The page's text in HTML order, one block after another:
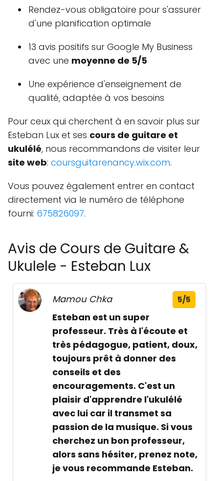
Rendez-vous obligatoire pour s'assurer
d'une planification optimale
13 avis positifs sur Google My Business
avec une moyenne de 5/5
Une expérience d'enseignement de
qualité, adaptée à vos besoins
Pour ceux qui cherchent à en savoir plus sur
Esteban Lux et ses cours de guitare et
ukulélé, nous recommandons de visiter leur
site web: coursguitarenancy.wix.com.
Vous pouvez également entrer en contact
directement via le numéro de téléphone
fourni: 675826097.
Avis de Cours de Guitare &
Ukulele - Esteban Lux
Mamou Chka 5/5
Esteban est un super
professeur. Très à l'écoute et
très pédagogue, patient, doux,
toujours prêt à donner des
conseils et des
encouragements. C'est un
plaisir d'apprendre l'ukulélé
avec lui car il transmet sa
passion de la musique. Si vous
cherchez un bon professeur,
alors sans hésiter, prenez note,
je vous recommande Esteban.